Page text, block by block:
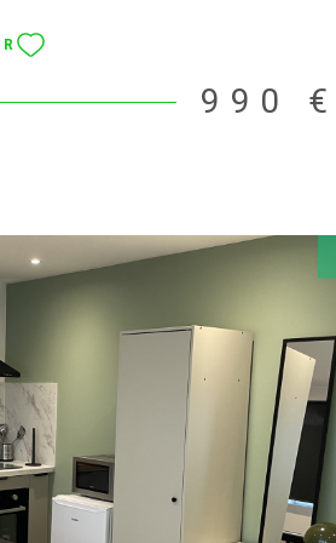
990 €
LE BIEN